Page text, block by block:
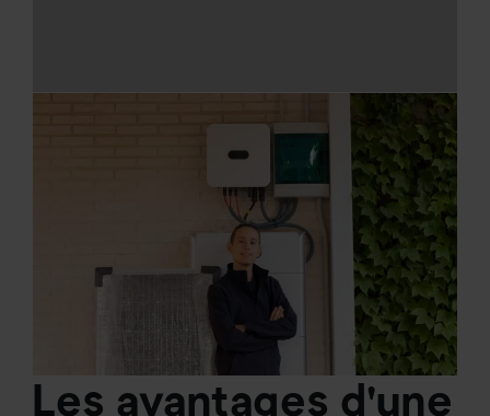
Les avantages d'une